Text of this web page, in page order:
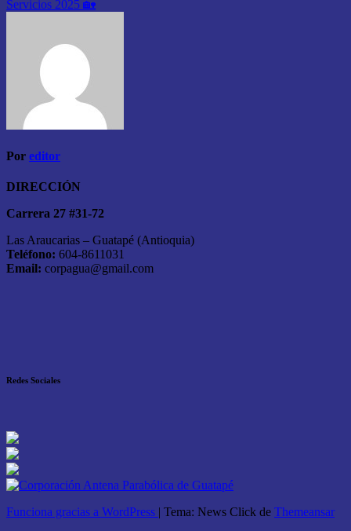
Servicios 2025 🏡
Por editor
DIRECCIÓN
Carrera 27 #31-72
Las Araucarias – Guatapé (Antioquia)
Teléfono: 604-8611031
Email: corpagua@gmail.com
Redes Sociales
Funciona gracias a WordPress | Tema: News Click de Themeansar